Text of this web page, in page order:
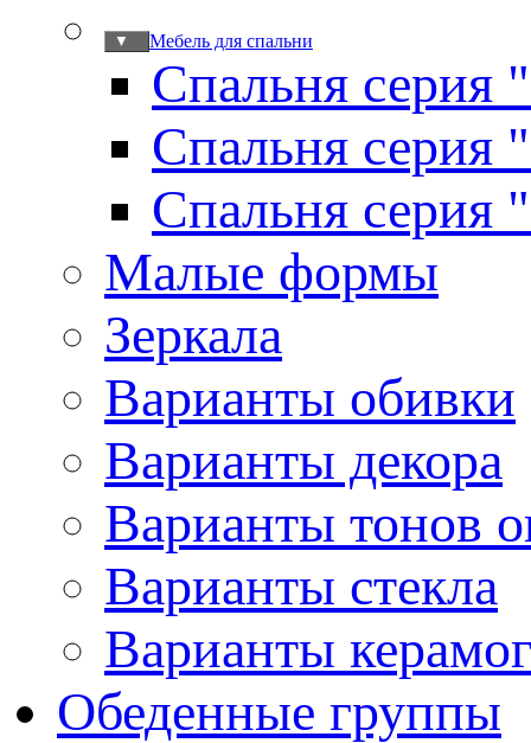
Мебель для спальни
▼
Спальня серия
Спальня серия
Спальня серия
Малые формы
Зеркала
Варианты обивки
Варианты декора
Варианты тонов
Варианты стекла
Варианты
Обеденные группы